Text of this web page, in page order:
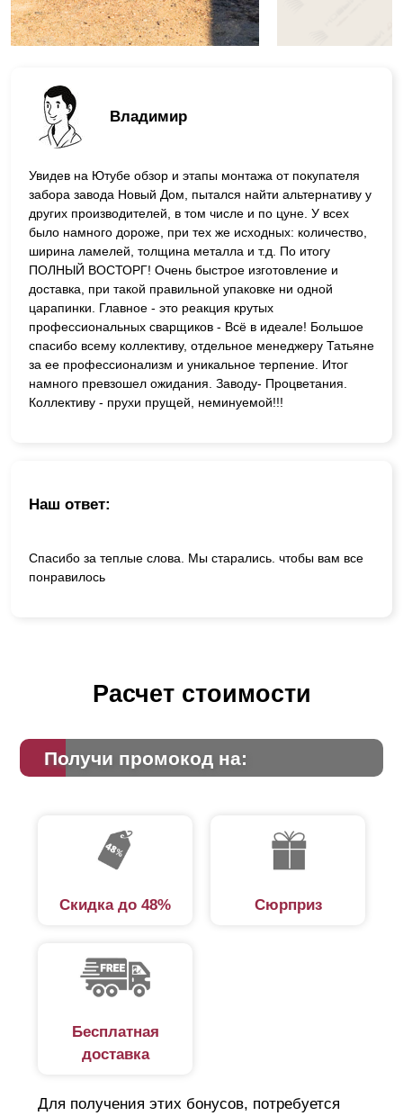
Владимир
Увидев на Ютубе обзор и этапы монтажа от покупателя
забора завода Новый Дом, пытался найти альтернативу у
других производителей, в том числе и по цуне. У всех
было намного дороже, при тех же исходных: количество,
ширина ламелей, толщина металла и т.д. По итогу
ПОЛНЫЙ ВОСТОРГ! Очень быстрое изготовление и
доставка, при такой правильной упаковке ни одной
царапинки. Главное - это реакция крутых
профессиональных сварщиков - Всё в идеале! Большое
спасибо всему коллективу, отдельное менеджеру Татьяне
за ее профессионализм и уникальное терпение. Итог
намного превзошел ожидания. Заводу- Процветания.
Коллективу - прухи прущей, неминуемой!!!
Наш ответ:
Спасибо за теплые слова. Мы старались. чтобы вам все
понравилось
Расчет стоимости
Получи промокод на:
Скидка до 48% Сюрприз
Бесплатная
доставка
Для получения этих бонусов, потребуется